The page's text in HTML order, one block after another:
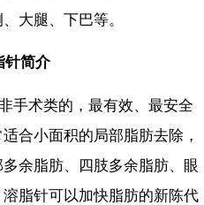
大腿、下巴等。
针简介
手术类的，最有效、最安全
合小面积的局部脂肪去除，
余脂肪、四肢多余脂肪、眼
脂针可以加快脂肪的新陈代